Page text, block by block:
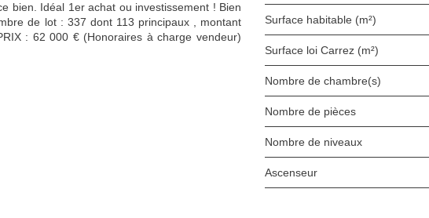
bien. Idéal 1er achat ou investissement ! Bien
de lot : 337 dont 113 principaux , montant
: 62 000 € (Honoraires à charge vendeur)
Surface habitable (m²)
Surface loi Carrez (m²)
Nombre de chambre(s)
Nombre de pièces
Nombre de niveaux
Ascenseur